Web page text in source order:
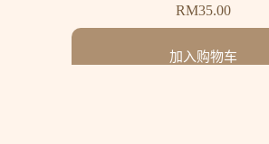
RM35.00
加入购物车